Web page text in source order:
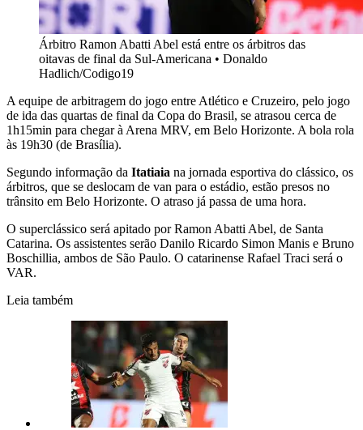
Árbitro Ramon Abatti Abel está entre os árbitros das
oitavas de final da Sul-Americana • Donaldo
Hadlich/Codigo19
A equipe de arbitragem do jogo entre Atlético e Cruzeiro, pelo jogo
de ida das quartas de final da Copa do Brasil, se atrasou cerca de
1h15min para chegar à Arena MRV, em Belo Horizonte. A bola rola
às 19h30 (de Brasília).
Segundo informação da Itatiaia na jornada esportiva do clássico, os
árbitros, que se deslocam de van para o estádio, estão presos no
trânsito em Belo Horizonte. O atraso já passa de uma hora.
O superclássico será apitado por Ramon Abatti Abel, de Santa
Catarina. Os assistentes serão Danilo Ricardo Simon Manis e Bruno
Boschillia, ambos de São Paulo. O catarinense Rafael Traci será o
VAR.
Leia também